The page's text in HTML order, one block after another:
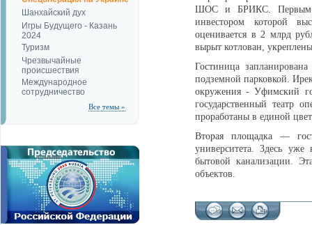
Шанхайский дух
Игры Будущего - Казань
2024
Туризм
Чрезвычайные
происшествия
Международное
сотрудничество
Все темы »
ШОС и БРИКС. Первым
инвестором которой
оценивается в 2 млрд
вырыт котлован,
Гостиница
подземной парковкой.
окружения - Уфимский
государственный театр
проработаны в единой
Вторая площадка —
университета. Здесь уже
бытовой канализации.
объектов.